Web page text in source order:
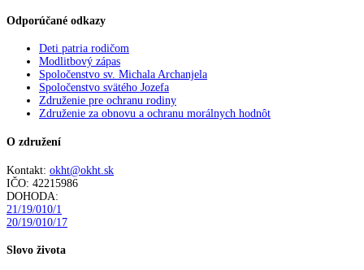
Odporúčané odkazy
Deti patria rodičom
Modlitbový zápas
Spoločenstvo sv. Michala Archanjela
Spoločenstvo svätého Jozefa
Združenie pre ochranu rodiny
Združenie za obnovu a ochranu morálnych hodnôt
O združení
Kontakt: okht@okht.sk
IČO: 42215986
DOHODA:
21/19/010/1
20/19/010/17
Slovo života